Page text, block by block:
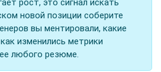
новой позиции соберите
вы ментировали, какие
изменились метрики
любого резюме.